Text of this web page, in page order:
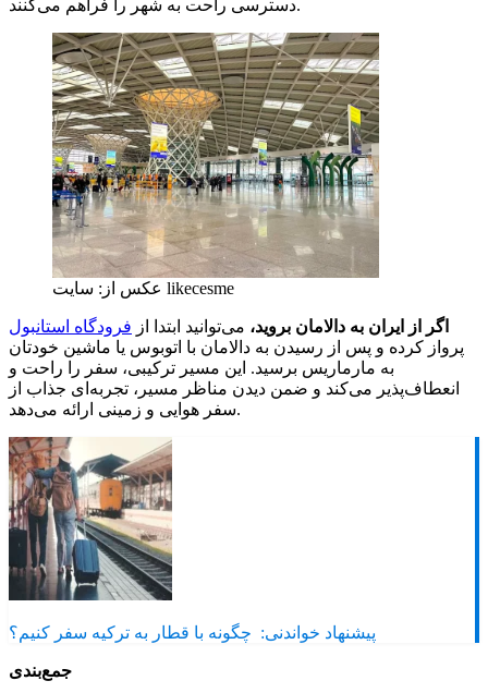
دسترسی راحت به شهر را فراهم می‌کنند.
عکس از: سایت likecesme
اگر از ایران به دالامان بروید، می‌توانید ابتدا از فرودگاه استانبول
پرواز کرده و پس از رسیدن به دالامان با اتوبوس یا ماشین خودتان
به مارماریس برسید. این مسیر ترکیبی، سفر را راحت و
انعطاف‌پذیر می‌کند و ضمن دیدن مناظر مسیر، تجربه‌ای جذاب از
سفر هوایی و زمینی ارائه می‌دهد.
پیشنهاد خواندنی: چگونه با قطار به ترکیه سفر کنیم؟
جمع‌بندی